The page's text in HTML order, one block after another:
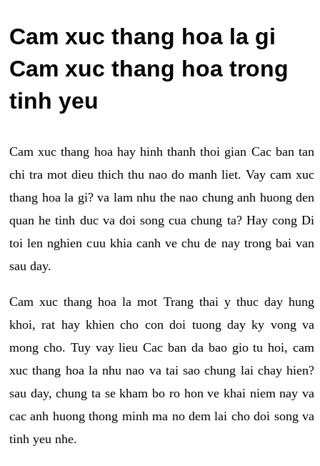
Cam xuc thang hoa la gi
Cam xuc thang hoa trong
tinh yeu
Cam xuc thang hoa hay hinh thanh thoi gian Cac ban tan
chi tra mot dieu thich thu nao do manh liet. Vay cam xuc
thang hoa la gi? va lam nhu the nao chung anh huong den
quan he tinh duc va doi song cua chung ta? Hay cong Di
toi len nghien cuu khia canh ve chu de nay trong bai van
sau day.
Cam xuc thang hoa la mot Trang thai y thuc day hung
khoi, rat hay khien cho con doi tuong day ky vong va
mong cho. Tuy vay lieu Cac ban da bao gio tu hoi, cam
xuc thang hoa la nhu nao va tai sao chung lai chay hien?
sau day, chung ta se kham bo ro hon ve khai niem nay va
cac anh huong thong minh ma no dem lai cho doi song va
tinh yeu nhe.